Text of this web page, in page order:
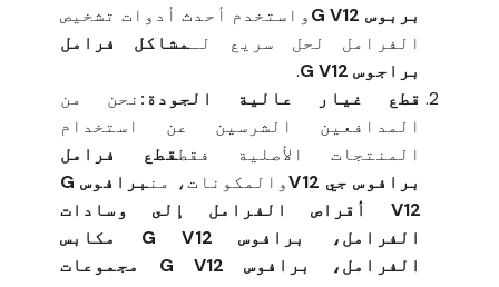
بربوس G V12
واستخدم أحدث أدوات تشخيص
الفرامل لحل سريع لـمشاكل فرامل
براجوس G V12
.
قطع غيار عالية الجودة: نحن من
المدافعين الشرسين عن استخدام
المنتجات الأصلية فقطقطع فرامل
برافوس جي V12
والمكونات، من
برافوس G
V12 أقراص الفرامل إلى وسادات
الفرامل، برافوس G V12 مكابس
الفرامل، برافوس G V12 مجموعات